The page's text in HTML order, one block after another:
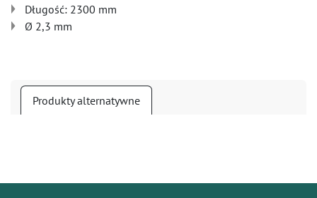
Długość: 2300 mm
Ø 2,3 mm
Produkty alternatywne